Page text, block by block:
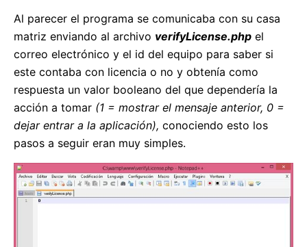
Al parecer el programa se comunicaba con su casa
matriz enviando al archivo verifyLicense.php el
correo electrónico y el id del equipo para saber si
este contaba con licencia o no y obtenía como
respuesta un valor booleano del que dependería la
acción a tomar (1 = mostrar el mensaje anterior, 0 =
dejar entrar a la aplicación), conociendo esto los
pasos a seguir eran muy simples.